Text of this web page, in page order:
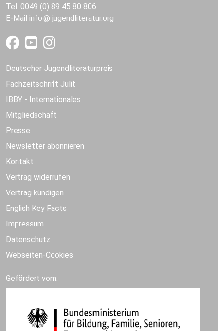
Tel. 0049 (0) 89 45 80 806
E-Mail info jugendliteratur.org
Deutscher Jugendliteraturpreis
Fachzeitschrift Julit
IBBY - Internationales
Mitgliedschaft
Presse
Newsletter abonnieren
Kontakt
Vertrag widerrufen
Vertrag kündigen
English Key Facts
Impressum
Datenschutz
Webseiten-Cookies
Gefördert vom: